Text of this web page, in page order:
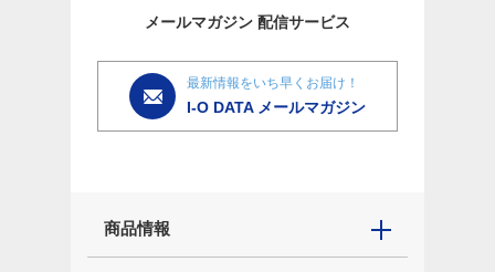
メールマガジン 配信サービス
最新情報をいち早くお届け！
I-O DATA メールマガジン
商品情報